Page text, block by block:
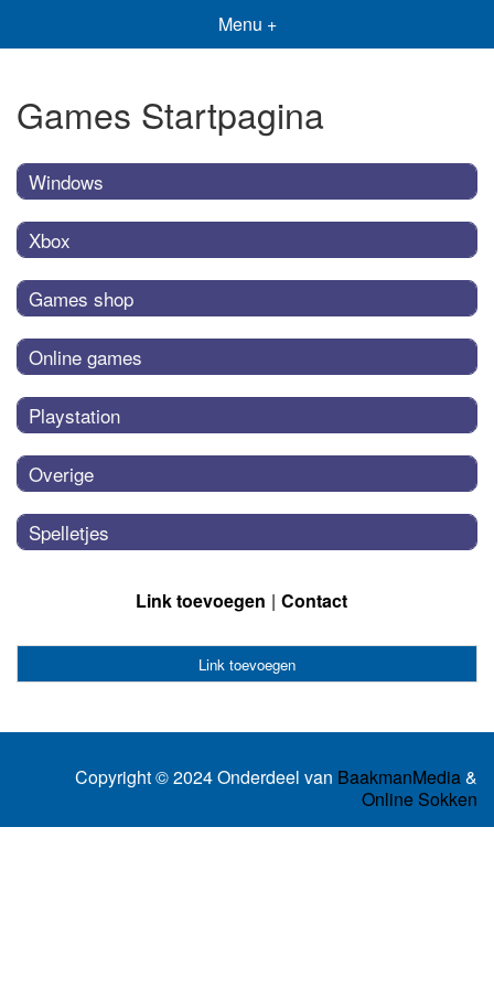
Menu +
Games Startpagina
Windows
Xbox
Games shop
Online games
Playstation
Overige
Spelletjes
Link toevoegen Contact
Link toevoegen
Copyright © 2024 Onderdeel van BaakmanMedia&
Online Sokken